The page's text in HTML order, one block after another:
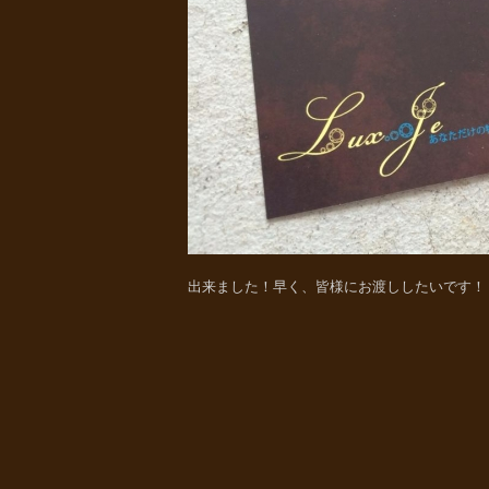
出来ました！早く、皆様にお渡ししたいです！